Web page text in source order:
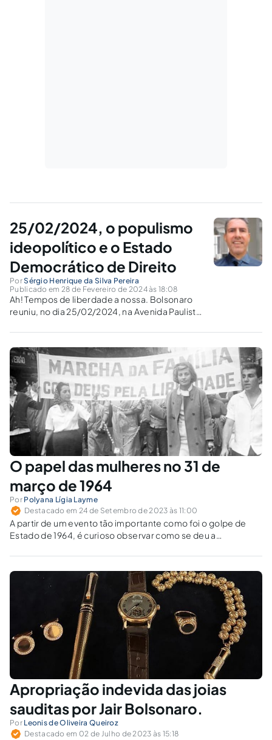
25/02/2024, o populismo
ideopolítico e o Estado
Democrático de Direito
PorSérgio Henrique da Silva Pereira
Publicado em 28 de Fevereiro de 2024 às 18:08
Ah! Tempos de liberdade a nossa. Bolsonaro
reuniu, no dia 25/02/2024, na Avenida Paulista,
Maravilhoso. Explico! Se fosse nos Anos de
Chumbo (1964 a 1985), os cassetetes
estalariam nas costas dos manifestantes, ou
não...
O papel das mulheres no 31 de
março de 1964
Por Polyana Lígia Layme
Destacado em 24 de Setembro de 2023 às 11:00
A partir de um evento tão importante como foi o golpe de
Estado de 1964, é curioso observar como se deu a
sem ser lembrado.
Apropriação indevida das joias
sauditas por Jair Bolsonaro.
Por Leonis de Oliveira Queiroz
Destacado em 02 de Julho de 2023 às 15:18